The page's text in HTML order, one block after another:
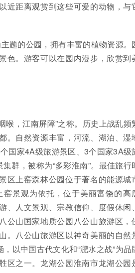
近距离观赏到这些可爱的动物，与
题的公园，拥有丰富的植物资源。
色。游客可以在园内漫步，欣赏到
喉，江南屏障”之称。历史上战乱频
。自然资源丰富，河流、湖泊、湿
国家4A级旅游景区、3个国家3A级
群，被称为“多彩淮南”。最佳旅行
区上窑森林公园位于著名的能源城
景观为依托，位于美丽富饶的高
、人文景观、宗教信仰、度假休闲
公山国家地质公园八公山旅游区，
。八公山旅游区以神奇美丽的自然
以中国古代文化和“淝水之战”为品
区之一。龙湖公园淮南市龙湖公园